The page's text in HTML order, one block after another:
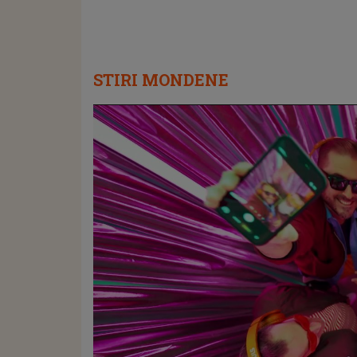
STIRI MONDENE